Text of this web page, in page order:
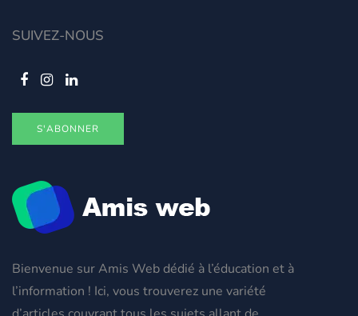
Bienvenue sur Amis Web dédié à l’éducation et à
l’information ! Ici, vous trouverez une variété
SUIVEZ-NOUS
S'ABONNER